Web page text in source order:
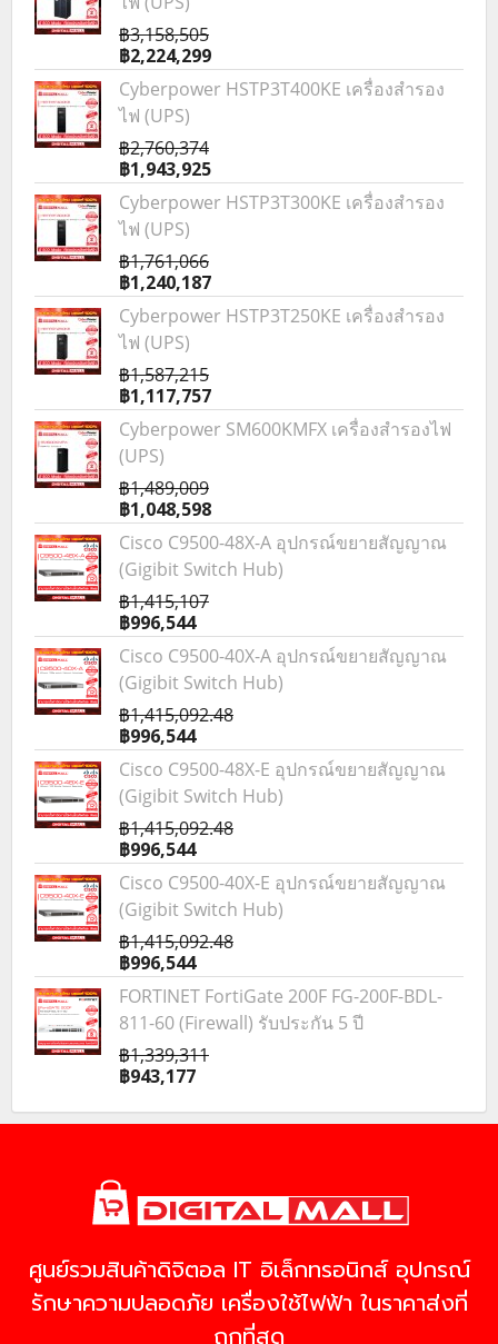
฿3,158,505
฿2,224,299
Cyberpower HSTP3T400KE เครื่องสำรอง
ไฟ (UPS)
฿2,760,374
฿1,943,925
Cyberpower HSTP3T300KE เครื่องสำรอง
ไฟ (UPS)
฿1,761,066
฿1,240,187
Cyberpower HSTP3T250KE เครื่องสำรอง
ไฟ (UPS)
฿1,587,215
฿1,117,757
Cyberpower SM600KMFX เครื่องสำรองไฟ
(UPS)
฿1,489,009
฿1,048,598
Cisco C9500-48X-A อุปกรณ์ขยายสัญญาณ
(Gigibit Switch Hub)
฿1,415,107
฿996,544
Cisco C9500-40X-A อุปกรณ์ขยายสัญญาณ
(Gigibit Switch Hub)
฿1,415,092.48
฿996,544
Cisco C9500-48X-E อุปกรณ์ขยายสัญญาณ
(Gigibit Switch Hub)
฿1,415,092.48
฿996,544
Cisco C9500-40X-E อุปกรณ์ขยายสัญญาณ
(Gigibit Switch Hub)
฿1,415,092.48
฿996,544
FORTINET FortiGate 200F FG-200F-BDL-
811-60 (Firewall) รับประกัน 5 ปี
฿1,339,311
฿943,177
ศูนย์รวมสินค้าดิจิตอล IT อิเล็กทรอนิกส์ อุปกรณ์
รักษาความปลอดภัย เครื่องใช้ไฟฟ้า ในราคาส่งที่
ถูกที่สุด